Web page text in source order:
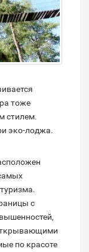
тоже
стилем.
эко-лоджа.
с
по красоте